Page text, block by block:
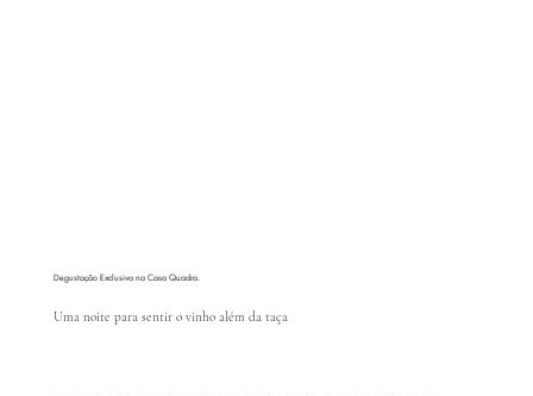
Uma noite para sentir o vinho além da taça
Degustação Exclusiva na Casa Quadra.